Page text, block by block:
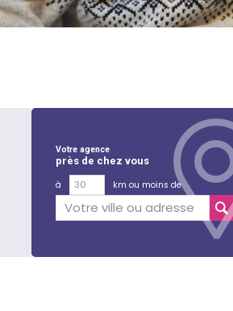
Votre agence
près de chez vous
à
km ou moins de